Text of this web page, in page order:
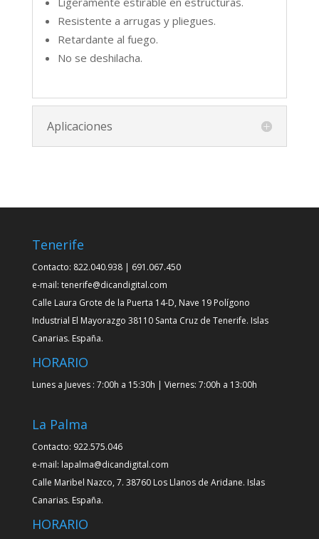
78% poliéster – 22% acrílico
FICHA TÉCNICA
Resistente a arrugas y pliegues.
Retardante al fuego.
No se deshilacha.
Aplicaciones
Tenerife
Contacto: 822.040.938 | 691.067.450
e-mail: tenerife@dicandigital.com
Calle Laura Grote de la Puerta 14-D, Nave 19 Polígono
Industrial El Mayorazgo 38110 Santa Cruz de Tenerife. Islas
Canarias. España.
HORARIO
Lunes a Jueves : 7:00h a 15:30h | Viernes: 7:00h a 13:00h
La Palma
Contacto: 922.575.046
e-mail: lapalma@dicandigital.com
Calle Maribel Nazco, 7. 38760 Los Llanos de Aridane. Islas
Canarias. España.
HORARIO